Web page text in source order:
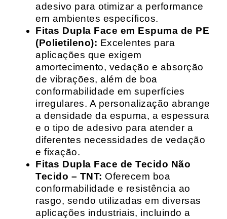
adesivo para otimizar a performance
em ambientes específicos.
Fitas Dupla Face em Espuma de PE
(Polietileno): Excelentes para
aplicações que exigem
amortecimento, vedação e absorção
de vibrações, além de boa
conformabilidade em superfícies
irregulares. A personalização abrange
a densidade da espuma, a espessura
e o tipo de adesivo para atender a
diferentes necessidades de vedação
e fixação.
Fitas Dupla Face de Tecido Não
Tecido – TNT: Oferecem boa
conformabilidade e resistência ao
rasgo, sendo utilizadas em diversas
aplicações industriais, incluindo a